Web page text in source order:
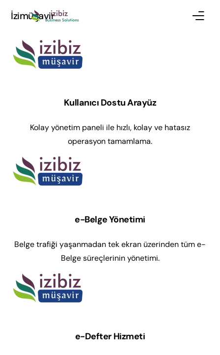
İzimüşavir
Kullanıcı Dostu Arayüz
Kolay yönetim paneli ile hızlı, kolay ve hatasız
operasyon tamamlama.
e-Belge Yönetimi
Belge trafiği yaşanmadan tek ekran üzerinden tüm e-
Belge süreçlerinin yönetimi.
e-Defter Hizmeti
Kurumsal
Bilgi Bankası
TEKLİF AL
ÖN MUHASEBE GİRİŞ